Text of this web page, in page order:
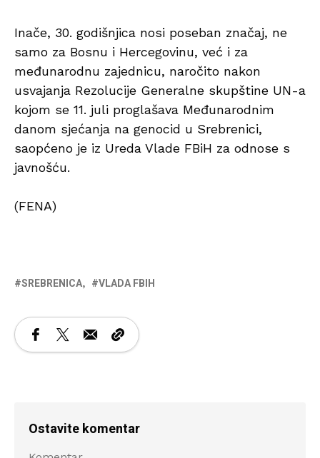
Inače, 30. godišnjica nosi poseban značaj, ne
samo za Bosnu i Hercegovinu, već i za
međunarodnu zajednicu, naročito nakon
usvajanja Rezolucije Generalne skupštine UN-a
kojom se 11. juli proglašava Međunarodnim
danom sjećanja na genocid u Srebrenici,
saopćeno je iz Ureda Vlade FBiH za odnose s
javnošću.
(FENA)
SREBRENICA VLADA FBIH
Ostavite komentar